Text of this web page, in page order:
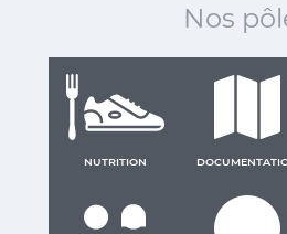
Nos
NUTRITION